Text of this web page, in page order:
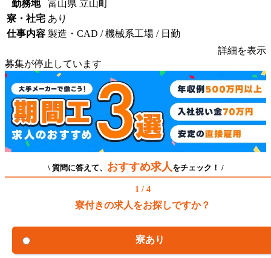
勤務地
富山県 立山町
寮・社宅 あり
仕事内容 製造・CAD / 機械系工場 / 日勤
詳細を表示
募集が停止しています
\ 質問に答えて、 おすすめ求人 をチェック！ /
1 / 4
寮付きの求人をお探しですか？
寮あり